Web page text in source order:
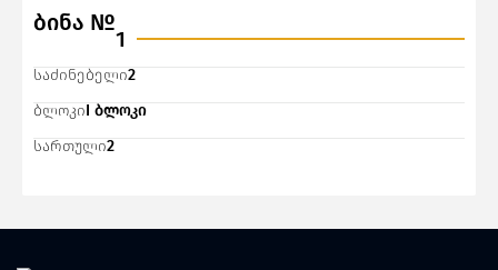
ბინა №
1
საძინებელი2
ბლოკიI ბლოკი
სართული2